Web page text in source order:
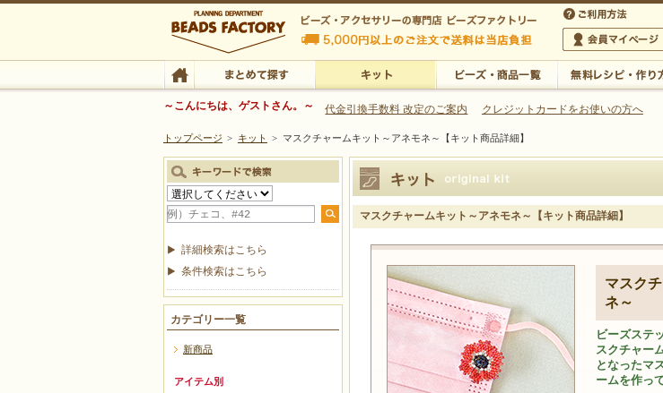
ビーズファクトリー ビーズ・パーツ・金具など・アクセサリーの専門店
ビーズ・アクセサリーの専門店 ビーズファクトリー 5,000円以上のご注文で
ビーズ・アクセサリーの専門店 ビーズファクトリー 5,000円以上のご注文で送料は当店が負担いたします
会員マイページ
TOP まとめて探す
～こんにちは、ゲストさん。～ 代金引換手数料 改定のご案内 クレジットカードをお使いの方へ
トップページ > キット > マスクチャームキット～アネモネ～【キット商品詳細】
マスクチャームキット～アネモネ～【キット商品詳細】
マスク
ネ～
ビーズステ
スクチャー
となったマ
ームを作っ
詳細検索はこちら
条件検索はこちら
カテゴリー一覧
新商品
アイテム別